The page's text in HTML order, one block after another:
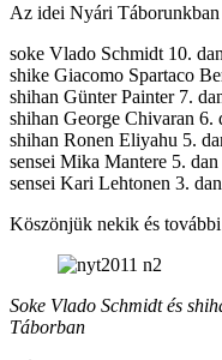
Az idei Nyári
soke Vlado Schmidt 10. dan
shike Giacomo Spartaco
shihan Günter Painter 7.
shihan George Chivaran 6.
shihan Ronen Eliyahu 5.
sensei Mika Mantere 5. dan
sensei Kari Lehtonen 3. dan
Köszönjük nekik és
Soke Vlado Schmidt és
Táborban